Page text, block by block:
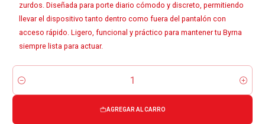
zurdos. Diseñada para porte diario cómodo y discreto, permitiendo
llevar el dispositivo tanto dentro como fuera del pantalón con
acceso rápido. Ligero, funcional y práctico para mantener tu Byrna
siempre lista para actuar.
Cantidad
AGREGAR AL CARRO